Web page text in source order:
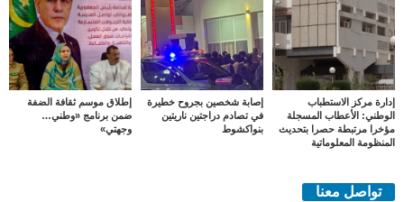
إدارة مركز الاستطباب
الوطني: الأعطاب المسجلة
مؤخرا مرتبطة حصرا بتحديث
المنظومة المعلوماتية
إصابة شخصين بجروح خطيرة
في تصادم دراجتين ناريتين
بنواكشوط
إطلاق موسم ثقافة الضفة
ضمن برنامج «وطني…
وجهتي»
تواصل معنا